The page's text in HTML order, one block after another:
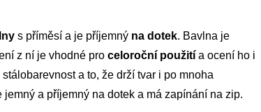
s příměsí a je příjemný na dotek. Bavlna je
z ní je vhodné pro celoroční použití a ocení ho i
a to, že drží tvar i po mnoha
a příjemný na dotek a má zapínání na zip.